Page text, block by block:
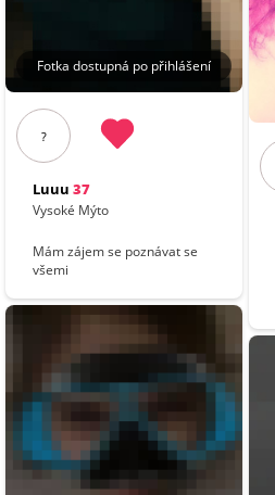
Fotka dostupná po přihlášení
?
Luuu 37
Vysoké Mýto
Mám zájem se poznávat se
všemi